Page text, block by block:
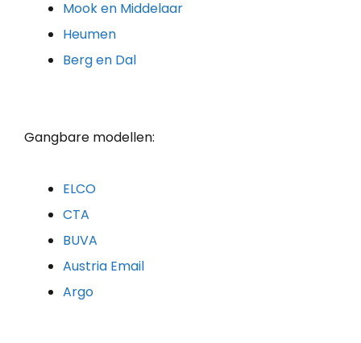
Mook en Middelaar
Heumen
Berg en Dal
Gangbare modellen:
ELCO
CTA
BUVA
Austria Email
Argo